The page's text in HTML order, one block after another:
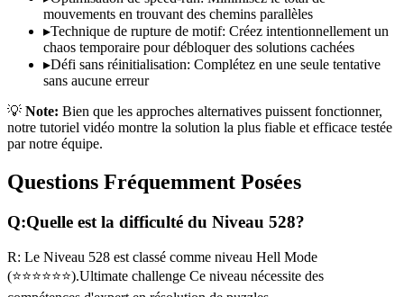
mouvements en trouvant des chemins parallèles
▸Technique de rupture de motif: Créez intentionnellement un
chaos temporaire pour débloquer des solutions cachées
▸Défi sans réinitialisation: Complétez en une seule tentative
sans aucune erreur
💡 Note: Bien que les approches alternatives puissent fonctionner,
notre tutoriel vidéo montre la solution la plus fiable et efficace testée
par notre équipe.
Questions Fréquemment Posées
Q:Quelle est la difficulté du Niveau 528?
R: Le Niveau 528 est classé comme niveau Hell Mode
(⭐⭐⭐⭐⭐⭐).Ultimate challenge Ce niveau nécessite des